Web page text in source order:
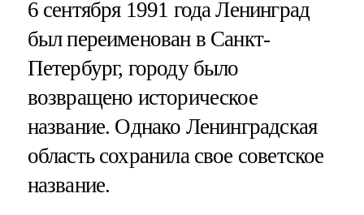
6 сентября 1991 года Ленинград
был переименован в Санкт-
Петербург, городу было
возвращено историческое
название. Однако Ленинградская
область сохранила свое советское
название.